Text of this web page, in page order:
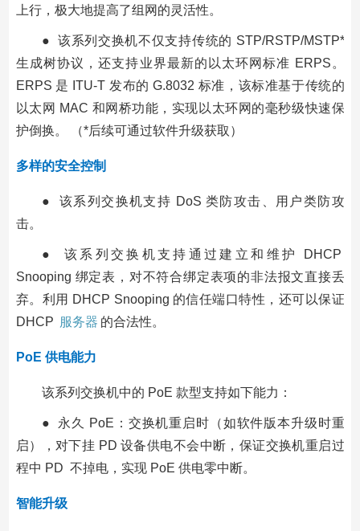
上行，极大地提高了组网的灵活性。
● 该系列交换机不仅支持传统的 STP/RSTP/MSTP*
生成树协议，还支持业界最新的以太环网标准 ERPS。
ERPS 是 ITU-T 发布的 G.8032 标准，该标准基于传统的
以太网 MAC 和网桥功能，实现以太环网的毫秒级快速保
护倒换。 （*后续可通过软件升级获取）
多样的安全控制
● 该系列交换机支持 DoS 类防攻击、用户类防攻
击。
● 该系列交换机支持通过建立和维护 DHCP
Snooping 绑定表，对不符合绑定表项的非法报文直接丢
弃。利用 DHCP Snooping 的信任端口特性，还可以保证
DHCP 服务器 的合法性。
PoE 供电能力
该系列交换机中的 PoE 款型支持如下能力：
● 永久 PoE：交换机重启时（如软件版本升级时重
启），对下挂 PD 设备供电不会中断，保证交换机重启过
程中 PD 不掉电，实现 PoE 供电零中断。
智能升级